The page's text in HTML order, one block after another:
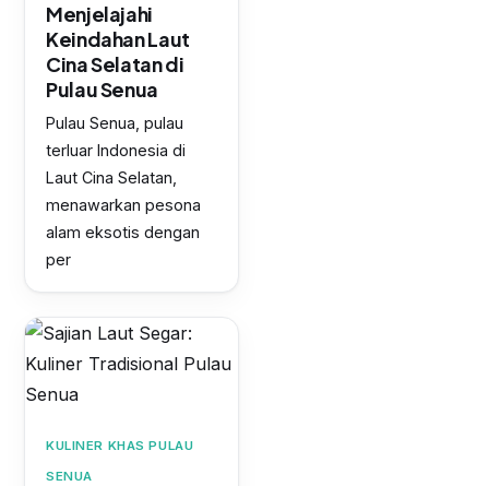
Menjelajahi
Keindahan Laut
Cina Selatan di
Pulau Senua
Pulau Senua, pulau
terluar Indonesia di
Laut Cina Selatan,
menawarkan pesona
alam eksotis dengan
per
KULINER KHAS PULAU
SENUA